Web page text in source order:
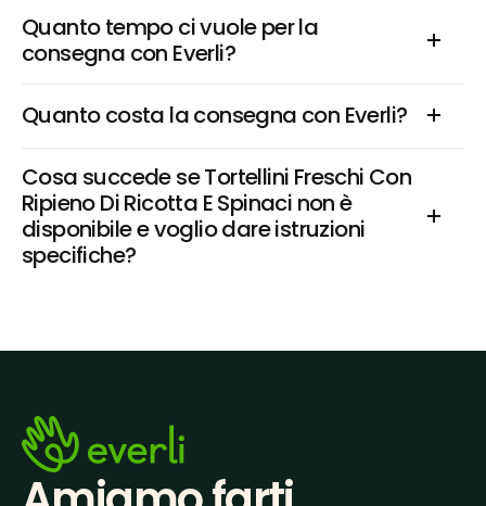
Quanto tempo ci vuole per la
consegna con Everli?
Quanto costa la consegna con Everli?
Cosa succede se Tortellini Freschi Con
Ripieno Di Ricotta E Spinaci non è
disponibile e voglio dare istruzioni
specifiche?